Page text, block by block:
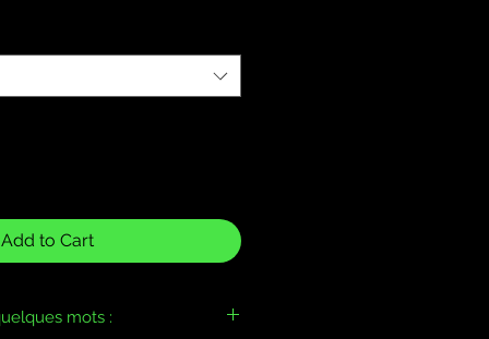
Add to Cart
mots :